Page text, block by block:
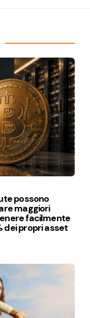
possono
maggiori
facilmente
dei propri asset